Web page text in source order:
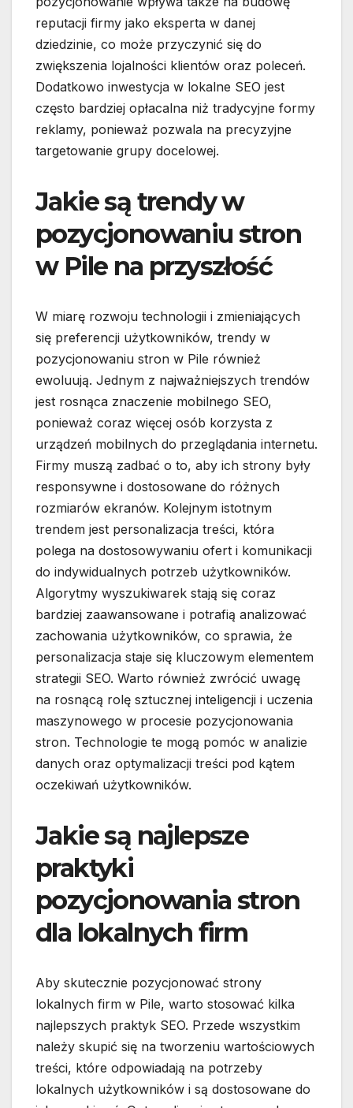
reputacji firmy jako eksperta w danej
dziedzinie, co może przyczynić się do
zwiększenia lojalności klientów oraz poleceń.
Dodatkowo inwestycja w lokalne SEO jest
często bardziej opłacalna niż tradycyjne formy
reklamy, ponieważ pozwala na precyzyjne
targetowanie grupy docelowej.
Jakie są trendy w
pozycjonowaniu stron
w Pile na przyszłość
W miarę rozwoju technologii i zmieniających
się preferencji użytkowników, trendy w
pozycjonowaniu stron w Pile również
ewoluują. Jednym z najważniejszych trendów
jest rosnąca znaczenie mobilnego SEO,
ponieważ coraz więcej osób korzysta z
urządzeń mobilnych do przeglądania internetu.
Firmy muszą zadbać o to, aby ich strony były
responsywne i dostosowane do różnych
rozmiarów ekranów. Kolejnym istotnym
trendem jest personalizacja treści, która
polega na dostosowywaniu ofert i komunikacji
do indywidualnych potrzeb użytkowników.
Algorytmy wyszukiwarek stają się coraz
bardziej zaawansowane i potrafią analizować
zachowania użytkowników, co sprawia, że
personalizacja staje się kluczowym elementem
strategii SEO. Warto również zwrócić uwagę
na rosnącą rolę sztucznej inteligencji i uczenia
maszynowego w procesie pozycjonowania
stron. Technologie te mogą pomóc w analizie
danych oraz optymalizacji treści pod kątem
oczekiwań użytkowników.
Jakie są najlepsze
praktyki
pozycjonowania stron
dla lokalnych firm
Aby skutecznie pozycjonować strony
lokalnych firm w Pile, warto stosować kilka
najlepszych praktyk SEO. Przede wszystkim
należy skupić się na tworzeniu wartościowych
treści, które odpowiadają na potrzeby
lokalnych użytkowników i są dostosowane do